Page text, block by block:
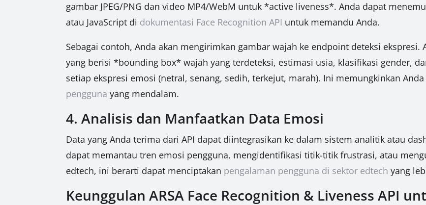
gambar JPEG/PNG dan video MP4/WebM untuk *active liveness*. Anda dapat
atau JavaScript di dokumentasi Face Recognition API untuk memandu Anda.
Sebagai contoh, Anda akan mengirimkan gambar wajah ke endpoint deteksi ekspresi.
yang berisi *bounding box* wajah yang terdeteksi, estimasi usia, klasifikasi gender,
setiap ekspresi emosi (netral, senang, sedih, terkejut, marah). Ini memungkinkan
pengguna yang mendalam.
4. Analisis dan Manfaatkan Data Emosi
Data yang Anda terima dari API dapat diintegrasikan ke dalam sistem analitik atau
dapat memantau tren emosi pengguna, mengidentifikasi titik-titik frustrasi, atau
edtech, ini berarti dapat menciptakan pengalaman pengguna di sektor edtech yang
Keunggulan ARSA Face Recognition & Liveness API